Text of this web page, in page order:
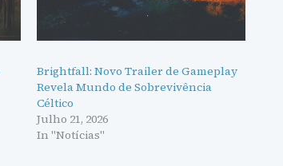
Brightfall: Novo Trailer de Gameplay
Revela Mundo de Sobrevivência
Céltico
Julho 21, 2026
In "Notícias"